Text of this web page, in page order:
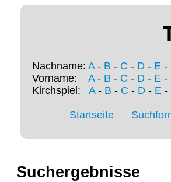
Nachname: A- B - C - D - E -
Vorname: A- B - C - D - E -
Kirchspiel: A- B - C - D- E-
Startseite
Suchergebnisse